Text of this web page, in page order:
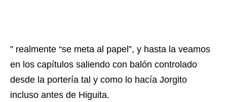
” realmente “se meta al papel”, y hasta la veamos
en los capítulos saliendo con balón controlado
desde la portería tal y como lo hacía Jorgito
incluso antes de Higuita.